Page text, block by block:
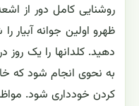
روشنایی کامل دور از
ظهرو اولین جوانه آبیار
دهید. کلدانها را یک روز
به نحوی انجام شود که
کردن خودداری شود.